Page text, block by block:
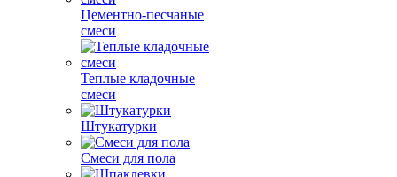
Цементно-песчаные
смеси
Теплые кладочные
смеси
Штукатурки
Смеси для пола